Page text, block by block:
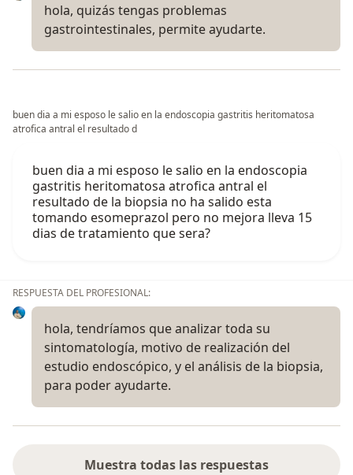
hola, quizás tengas problemas
gastrointestinales, permite ayudarte.
buen dia a mi esposo le salio en la endoscopia gastritis heritomatosa
atrofica antral el resultado d
buen dia a mi esposo le salio en la endoscopia
gastritis heritomatosa atrofica antral el
resultado de la biopsia no ha salido esta
tomando esomeprazol pero no mejora lleva 15
dias de tratamiento que sera?
RESPUESTA DEL PROFESIONAL:
hola, tendríamos que analizar toda su
sintomatología, motivo de realización del
estudio endoscópico, y el análisis de la biopsia,
para poder ayudarte.
Muestra todas las respuestas